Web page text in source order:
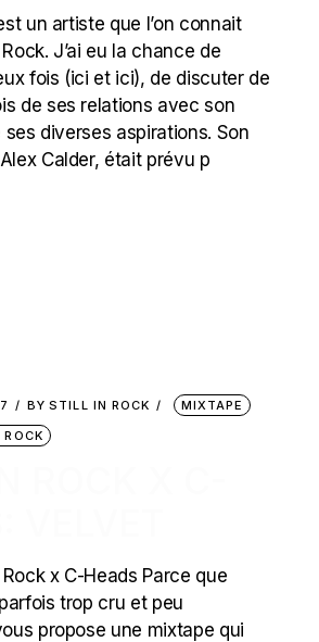
un artiste que l’on connait
J’ai eu la chance de
fois (ici et ici), de discuter de
de ses relations avec son
ses diverses aspirations. Son
Calder, était prévu p
BY STILL IN ROCK
MIXTAPE
ROCK
x C-Heads Parce que
trop cru et peu
propose une mixtape qui